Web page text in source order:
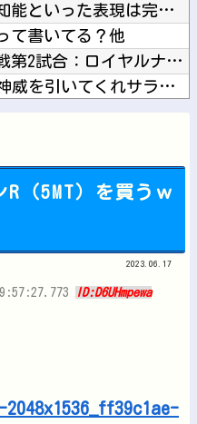
パヨ「れいわ信者、れいわ知能といった表現は完全に差別表現。メ...
て書いてる？他
【にじ甲2026】Winners2回戦第2試合：ロイヤルナイ...
【BORUTO】うちはサスケ「神威を引いてくれサラダ。天照は...
R（5MT）を買うｗ
2023.06.17
ID:D6UHmpewa